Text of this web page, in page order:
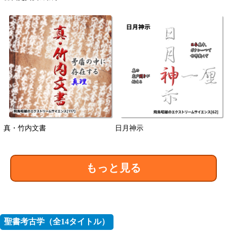
真・竹内文書 日月神示
もっと見る
聖書考古学（全14タイトル）